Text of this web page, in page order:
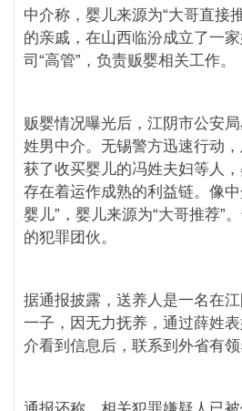
中介称，婴儿来源为“大哥直接
的亲戚，在山西临汾成立了一
司“高管”，负责贩婴相关工作。
贩婴情况曝光后，江阴市公安
姓男中介。无锡警方迅速行动
获了收买婴儿的冯姓夫妇等人
存在着运作成熟的利益链。像
婴儿”，婴儿来源为“大哥推荐”
的犯罪团伙。
据通报披露，送养人是一名在
一子，因无力抚养，通过薛姓
介看到信息后，联系到外省有